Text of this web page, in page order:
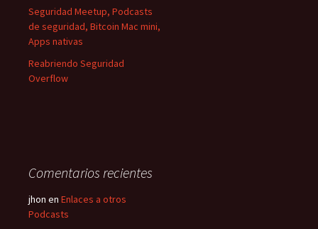
Seguridad Meetup, Podcasts
de seguridad, Bitcoin Mac mini,
Apps nativas
Reabriendo Seguridad
Overflow
Comentarios recientes
jhon en Enlaces a otros
Podcasts